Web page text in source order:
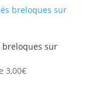
breloques sur
3,00€